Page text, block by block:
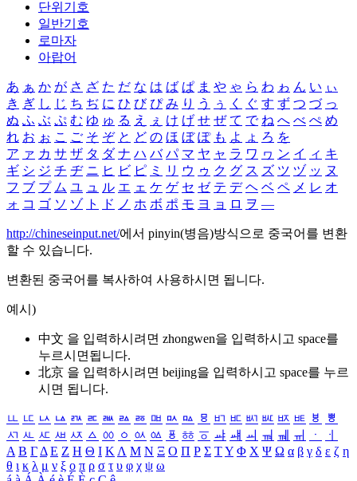
단위기호
일반기호
로마자
아랍어
あ ぁ か が さ ざ た だ な は ば ぱ ま や ゃ ら わ ゎ ん い ぃ
き ぎ し じ ち ぢ に ひ び ぴ み り う ぅ く ぐ す ず つ づ っ
ぬ ふ ぶ ぷ む ゆ ゅ る え ぇ け げ せ ぜ て で ね へ べ ぺ め
れ お ぉ こ ご そ ぞ と ど の ほ ぼ ぽ も よ ょ ろ を
ア ァ カ サ ザ タ ダ ナ ハ バ パ マ ヤ ャ ラ ワ ヮ ン イ ィ キ
ギ シ ジ チ ヂ ニ ヒ ビ ピ ミ リ ウ ゥ ク グ ス ズ ツ ヅ ッ ヌ
フ ブ プ ム ユ ュ ル エ ェ ケ ゲ セ ゼ テ デ ヘ ベ ペ メ レ オ
ォ コ ゴ ソ ゾ ト ド ノ ホ ボ ポ モ ヨ ョ ロ ヲ ―
http://chineseinput.net/에서 pinyin(병음)방식으로 중국어를 변환
할 수 있습니다.
변환된 중국어를 복사하여 사용하시면 됩니다.
예시)
中文 을 입력하시려면 zhongwen을 입력하시고 space를
누르시면됩니다.
北京 을 입력하시려면 beijing을 입력하시고 space를 누르
시면 됩니다.
ㅥ ㅦ ㅧ ㅨ ㅩ ㅪ ㅫ ㅬ ㅭ ㅮ ㅯ ㅰ ㅱ ㅲ ㅳ ㅴ ㅵ ㅶ ㅷ ㅸ
ㅹ
ㅺ ㅻ ㅼ ㅽ ㅾ ㅿ ㆀ ㆁ ㆂ ㆃ ㆄ ㆅ ㆆ ㆇ ㆈ ㆉ ㆊ ㆋ ㆌ ㆍ
ㆎ
Α Β ΓΔ Ε Ζ Η Θ Ι ΚΛ Μ Ν Ξ Ο Π Ρ Σ ΤΥ Φ Χ Ψ Ω α β γ δ ε ζ η
θ ι κ λ μ ν ξ ο π ρ σ τ υ φ χ ψ ω